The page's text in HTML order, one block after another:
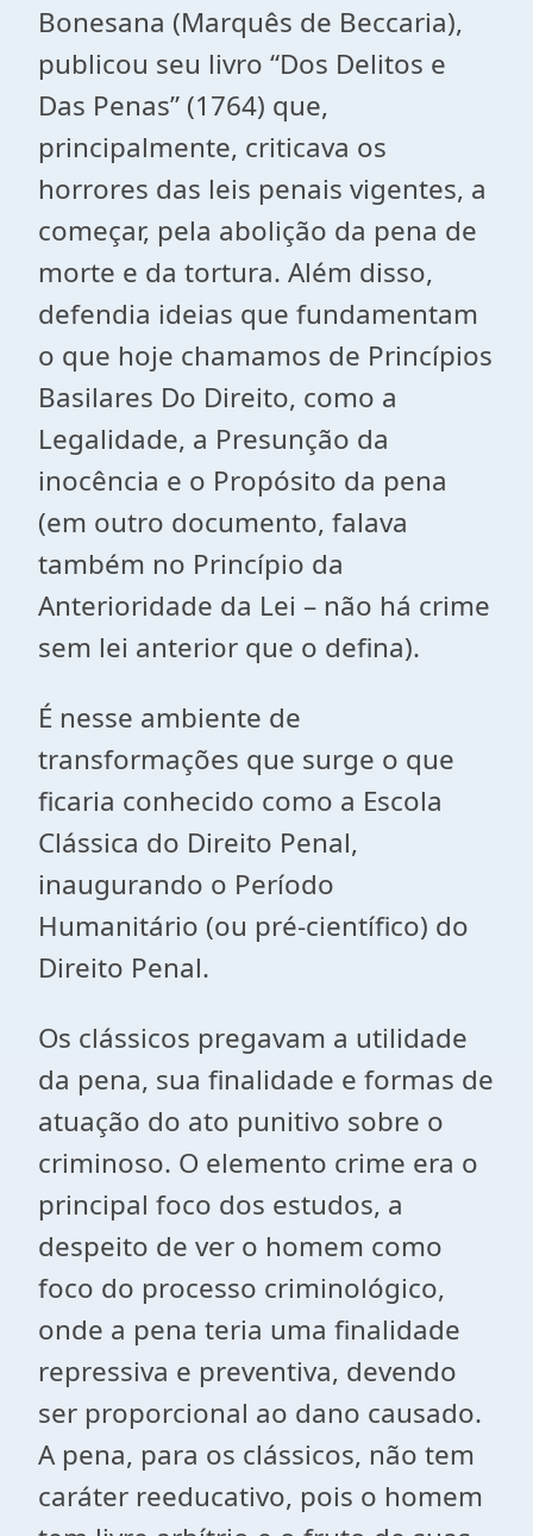
Bonesana (Marquês de Beccaria),
publicou seu livro “Dos Delitos e
Das Penas” (1764) que,
principalmente, criticava os
horrores das leis penais vigentes, a
começar, pela abolição da pena de
morte e da tortura. Além disso,
defendia ideias que fundamentam
o que hoje chamamos de Princípios
Basilares Do Direito, como a
Legalidade, a Presunção da
inocência e o Propósito da pena
(em outro documento, falava
também no Princípio da
Anterioridade da Lei – não há crime
sem lei anterior que o defina).
É nesse ambiente de
transformações que surge o que
ficaria conhecido como a Escola
Clássica do Direito Penal,
inaugurando o Período
Humanitário (ou pré-científico) do
Direito Penal.
Os clássicos pregavam a utilidade
da pena, sua finalidade e formas de
atuação do ato punitivo sobre o
criminoso. O elemento crime era o
principal foco dos estudos, a
despeito de ver o homem como
foco do processo criminológico,
onde a pena teria uma finalidade
repressiva e preventiva, devendo
ser proporcional ao dano causado.
A pena, para os clássicos, não tem
caráter reeducativo, pois o homem